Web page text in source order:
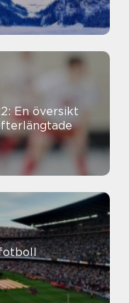
En översikt